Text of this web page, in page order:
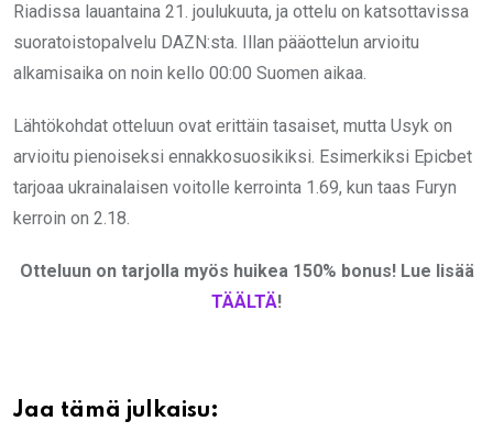
Riadissa lauantaina 21. joulukuuta, ja ottelu on katsottavissa
suoratoistopalvelu DAZN:sta. Illan pääottelun arvioitu
alkamisaika on noin kello 00:00 Suomen aikaa.
Lähtökohdat otteluun ovat erittäin tasaiset, mutta Usyk on
arvioitu pienoiseksi ennakkosuosikiksi. Esimerkiksi Epicbet
tarjoaa ukrainalaisen voitolle kerrointa 1.69, kun taas Furyn
kerroin on 2.18.
Otteluun on tarjolla myös huikea 150% bonus! Lue lisää
TÄÄLTÄ!
Jaa tämä julkaisu: